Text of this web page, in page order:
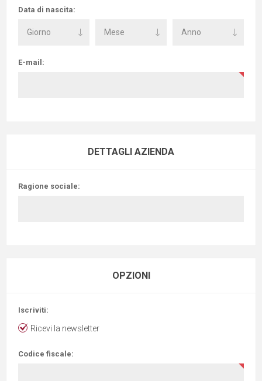
Data di nascita:
E-mail:
DETTAGLI AZIENDA
Ragione sociale:
OPZIONI
Iscriviti:
Ricevi la newsletter
Codice fiscale: